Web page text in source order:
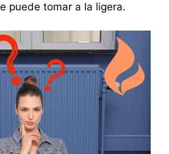
puede tomar a la ligera.